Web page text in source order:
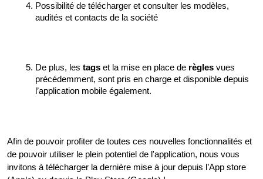
Possibilité de télécharger et consulter les modèles,
audités et contacts de la société
De plus, les tags et la mise en place de règles vues
précédemment, sont pris en charge et disponible depuis
l’application mobile également.
Afin de pouvoir profiter de toutes ces nouvelles fonctionnalités et
de pouvoir utiliser le plein potentiel de l'application, nous vous
invitons à télécharger la dernière mise à jour depuis l’App store